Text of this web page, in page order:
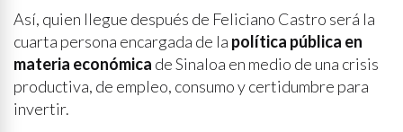
Así, quien llegue después de Feliciano Castro será la
cuarta persona encargada de la política pública en
materia económica de Sinaloa en medio de una crisis
productiva, de empleo, consumo y certidumbre para
invertir.